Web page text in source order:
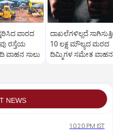
ವಾರದ
ರಸ್ತೆಯ
ವಾಹನ ಸಾಲು
ದಾಖಲೆಗಳಿಲ್ಲದೆ
10 ಲಕ್ಷ ಮೌಲ್ಯದ ಮರದ
ದಿಮ್ಮಿಗಳ ಸಮೇತ ವಾಹನ
NEWS
10:20 PM IST